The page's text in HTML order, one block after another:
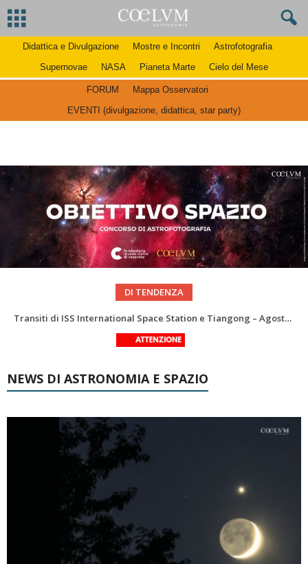
Didattica e Divulgazione Mostre e Incontri
Astrofotografia
Supernovae
NASA Pianeta Marte Cielo del Mese
FORUM
Mappa Osservatori
EVENTI (divulgazione, didattica, star party)
DI TENDENZA
La Luna del Mese – Agosto 2026
Le costellazioni di Agosto 2026: Delfino
NEWS DI ASTRONOMIA E SPAZIO